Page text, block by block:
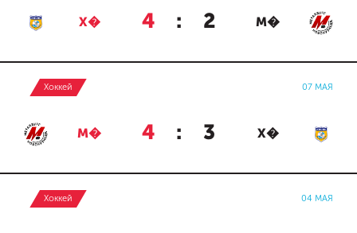
Х� 4 : 2 М�
Хоккей 07 МАЯ
М� 4 : 3 Х�
Хоккей 04 МАЯ